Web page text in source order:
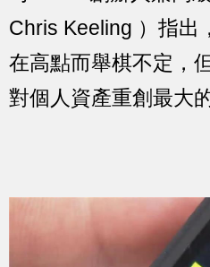
Chris Keeling ）指出
在高點而舉棋不定，
對個人資產重創最大